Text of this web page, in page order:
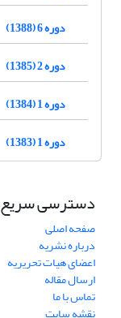
دوره 6 (1388)
دوره 2 (1385)
دوره 1 (1384)
دوره 1 (1383)
دسترسی سریع
صفحه اصلی
درباره نشریه
اعضای هیات تحریریه
ارسال مقاله
تماس با ما
نقشه سایت